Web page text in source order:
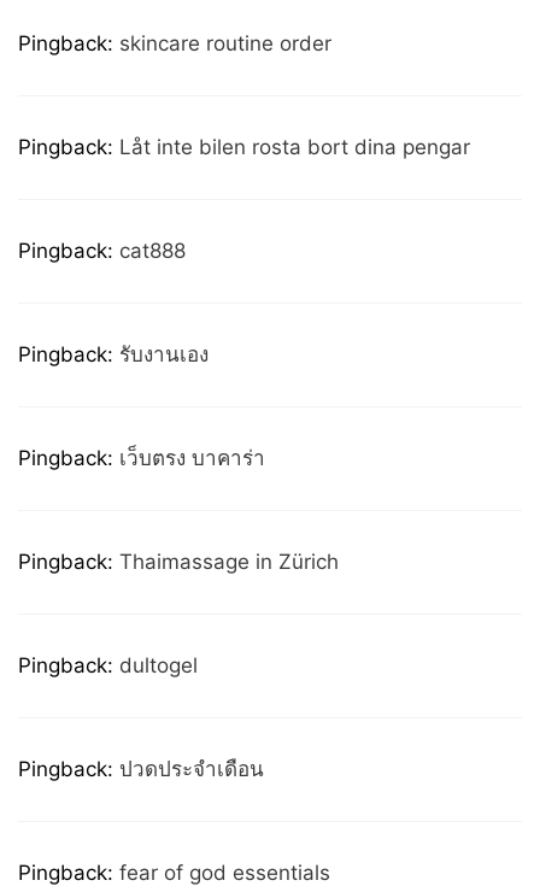
Pingback: skincare routine order
Pingback: Låt inte bilen rosta bort dina pengar
Pingback: cat888
Pingback: รับงานเอง
Pingback: เว็บตรง บาคาร่า
Pingback: Thaimassage in Zürich
Pingback: dultogel
Pingback: ปวดประจำเดือน
Pingback: fear of god essentials